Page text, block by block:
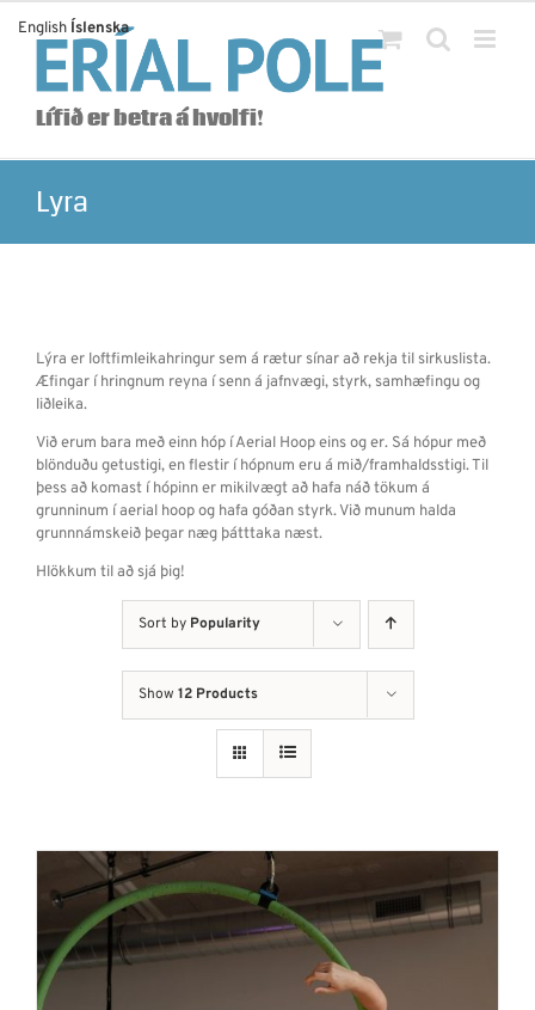
content
Lífið er betra á hvolfi!
Lyra
Lýra er loftfimleikahringur sem á rætur sínar að rekja til sirkuslista.
Æfingar í hringnum reyna í senn á jafnvægi, styrk, samhæfingu og
liðleika.
Við erum bara með einn hóp í Aerial Hoop eins og er. Sá hópur með
blönduðu getustigi, en flestir í hópnum eru á mið/framhaldsstigi. Til
þess að komast í hópinn er mikilvægt að hafa náð tökum á
grunninum í aerial hoop og hafa góðan styrk. Við munum halda
grunnnámskeið þegar næg þátttaka næst.
Hlökkum til að sjá þig!
Sort by Popularity
Show 12 Products
English Íslenska